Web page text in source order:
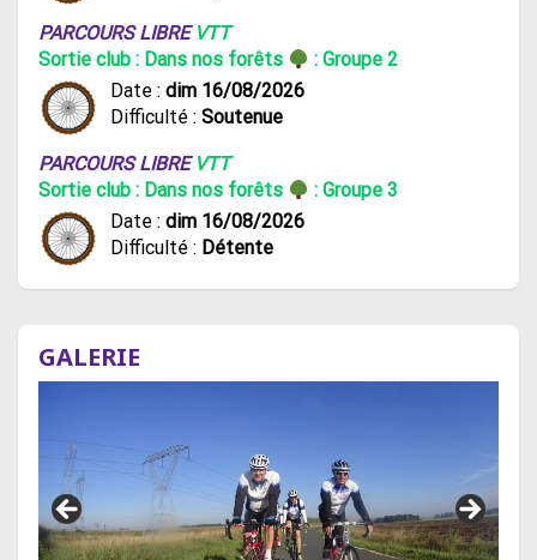
PARCOURS LIBRE VTT
Sortie club : Dans nos forêts
: Groupe 2
Date : dim 16/08/2026
Difficulté : Soutenue
PARCOURS LIBRE VTT
Sortie club : Dans nos forêts
: Groupe 3
Date : dim 16/08/2026
Difficulté : Détente
GALERIE